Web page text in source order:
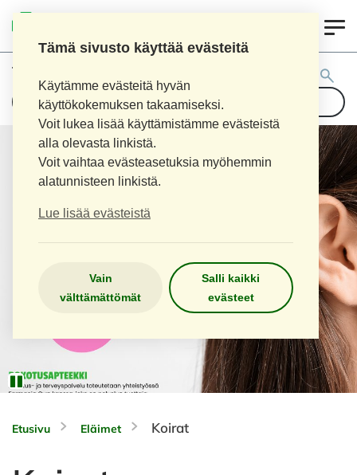
Tämä sivusto käyttää evästeitä
Käytämme evästeitä hyvän
käyttökokemuksen takaamiseksi.
Voit lukea lisää käyttämistämme evästeistä
alla olevasta linkistä.
Voit vaihtaa evästeasetuksia myöhemmin
alatunnisteen linkistä.
Lue lisää evästeistä
Vain
välttämättömät
Salli kaikki
evästeet
Tuotehaku:
Etusivu Eläimet Koirat